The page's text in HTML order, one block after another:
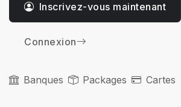
Inscrivez-vous maintenant
Connexion
Banques Packages Cartes